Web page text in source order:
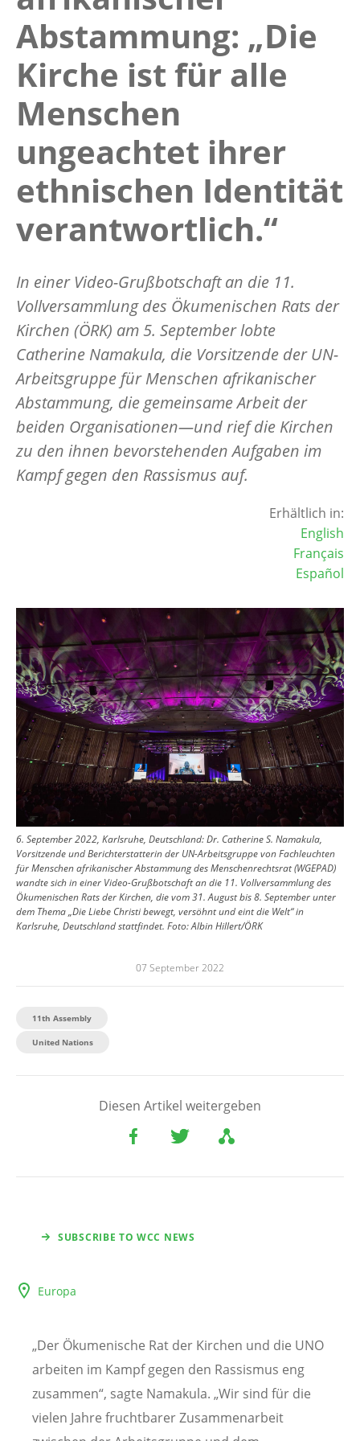
Abstammung: „Die
Kirche ist für alle
Menschen
ungeachtet ihrer
ethnischen Identität
verantwortlich.“
In einer Video-Grußbotschaft an die 11.
Vollversammlung des Ökumenischen Rats der
Kirchen (ÖRK) am 5. September lobte
Catherine Namakula, die Vorsitzende der UN-
Arbeitsgruppe für Menschen afrikanischer
Abstammung, die gemeinsame Arbeit der
beiden Organisationen—und rief die Kirchen
zu den ihnen bevorstehenden Aufgaben im
Kampf gegen den Rassismus auf.
Erhältlich in:
English
Français
Español
6. September 2022, Karlsruhe, Deutschland: Dr. Catherine S. Namakula,
Vorsitzende und Berichterstatterin der UN-Arbeitsgruppe von Fachleuchten
für Menschen afrikanischer Abstammung des Menschenrechtsrat (WGEPAD)
wandte sich in einer Video-Grußbotschaft an die 11. Vollversammlung des
Ökumenischen Rats der Kirchen, die vom 31. August bis 8. September unter
dem Thema „Die Liebe Christi bewegt, versöhnt und eint die Welt“ in
Karlsruhe, Deutschland stattfindet. Foto:Albin Hillert/ÖRK
07 September 2022
11th Assembly
United Nations
Diesen Artikel weitergeben
SUBSCRIBE TO WCC NEWS
Europa
„Der Ökumenische Rat der Kirchen und die UNO
arbeiten im Kampf gegen den Rassismus eng
zusammen“, sagte Namakula. „Wir sind für die
vielen Jahre fruchtbarer Zusammenarbeit